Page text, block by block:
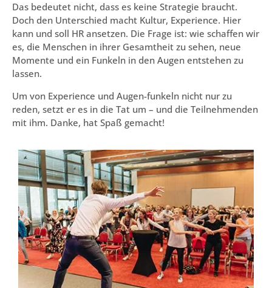
Das bedeutet nicht, dass es keine Strategie braucht.
Doch den Unterschied macht Kultur, Experience. Hier
kann und soll HR ansetzen. Die Frage ist: wie schaffen wir
es, die Menschen in ihrer Gesamtheit zu sehen, neue
Momente und ein Funkeln in den Augen entstehen zu
lassen.
Um von Experience und Augen-funkeln nicht nur zu
reden, setzt er es in die Tat um – und die Teilnehmenden
mit ihm. Danke, hat Spaß gemacht!